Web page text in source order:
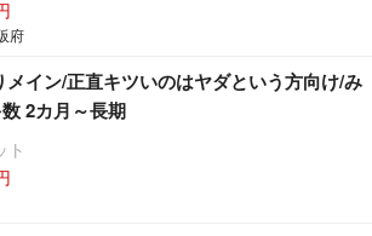
府
イン/正直キツいのはヤダという方向け/み
2カ月～長期
ト